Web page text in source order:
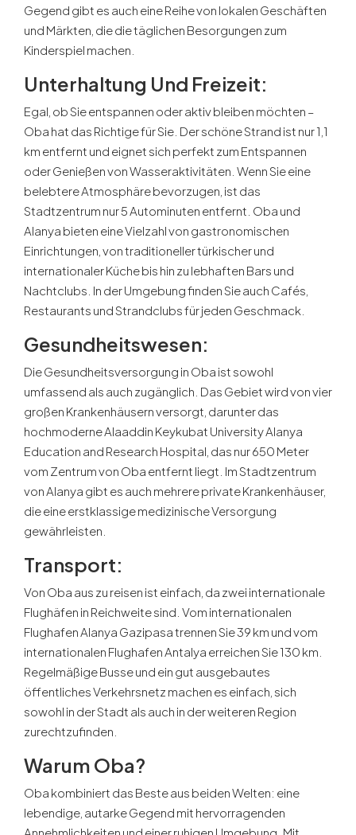
Gegend gibt es auch eine Reihe von lokalen Geschäften
und Märkten, die die täglichen Besorgungen zum
Kinderspiel machen.
Unterhaltung Und Freizeit:
Egal, ob Sie entspannen oder aktiv bleiben möchten –
Oba hat das Richtige für Sie. Der schöne Strand ist nur 1,1
km entfernt und eignet sich perfekt zum Entspannen
oder Genießen von Wasseraktivitäten. Wenn Sie eine
belebtere Atmosphäre bevorzugen, ist das
Stadtzentrum nur 5 Autominuten entfernt. Oba und
Alanya bieten eine Vielzahl von gastronomischen
Einrichtungen, von traditioneller türkischer und
internationaler Küche bis hin zu lebhaften Bars und
Nachtclubs. In der Umgebung finden Sie auch Cafés,
Restaurants und Strandclubs für jeden Geschmack.
Gesundheitswesen:
Die Gesundheitsversorgung in Oba ist sowohl
umfassend als auch zugänglich. Das Gebiet wird von vier
großen Krankenhäusern versorgt, darunter das
hochmoderne Alaaddin Keykubat University Alanya
Education and Research Hospital, das nur 650 Meter
vom Zentrum von Oba entfernt liegt. Im Stadtzentrum
von Alanya gibt es auch mehrere private Krankenhäuser,
die eine erstklassige medizinische Versorgung
gewährleisten.
Transport:
Von Oba aus zu reisen ist einfach, da zwei internationale
Flughäfen in Reichweite sind. Vom internationalen
Flughafen Alanya Gazipasa trennen Sie 39 km und vom
internationalen Flughafen Antalya erreichen Sie 130 km.
Regelmäßige Busse und ein gut ausgebautes
öffentliches Verkehrsnetz machen es einfach, sich
sowohl in der Stadt als auch in der weiteren Region
zurechtzufinden.
Warum Oba?
Oba kombiniert das Beste aus beiden Welten: eine
lebendige, autarke Gegend mit hervorragenden